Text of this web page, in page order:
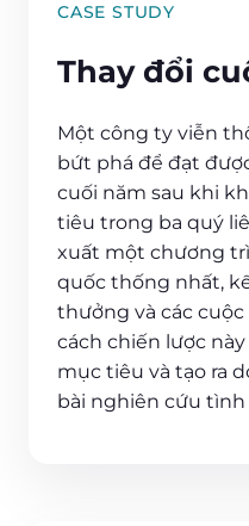
CASE STUDY
Thay đổi
Một công ty viễn
bứt phá để đạt
cuối năm sau khi
tiêu trong ba quý
xuất một chương
quốc thống nhất,
thưởng và các
cách chiến lược
mục tiêu và tạo ra
bài nghiên cứu